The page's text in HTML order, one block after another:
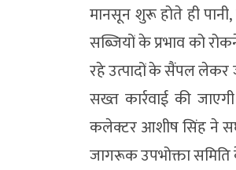
मानसून शुरू होते ही
सब्जियों के प्रभाव को
रहे उत्पादों के सैंपल लेकर
सख्त कार्रवाई की
कलेक्टर आशीष सिंह ने
जागरूक उपभोक्ता समिति